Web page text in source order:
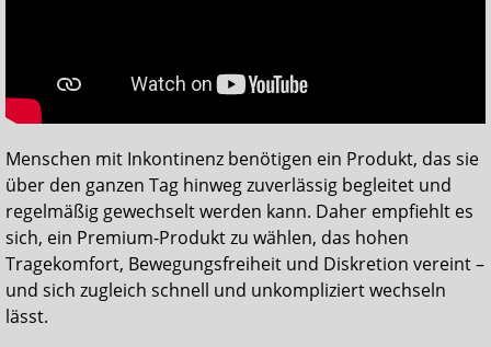
Menschen mit Inkontinenz benötigen ein Produkt, das sie
über den ganzen Tag hinweg zuverlässig begleitet und
regelmäßig gewechselt werden kann. Daher empfiehlt es
sich, ein Premium-Produkt zu wählen, das hohen
Tragekomfort, Bewegungsfreiheit und Diskretion vereint –
und sich zugleich schnell und unkompliziert wechseln
lässt.